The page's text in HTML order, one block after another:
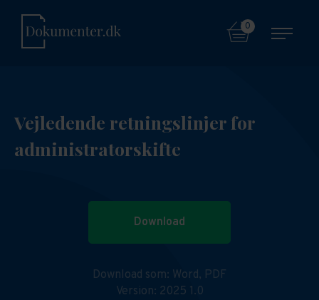
0
Vejledende retningslinjer for
administratorskifte
Download
Download som: Word, PDF
Version: 2025 1.0